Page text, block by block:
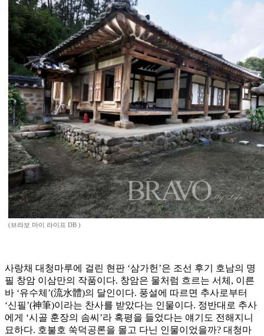
(브라보 마이 라이프 DB )
사랑채 대청마루에 걸린 현판 ‘삼가헌’은 조선 후기 호남의 명
필 창암 이삼만의 작품이다. 창암은 물처럼 흐르는 서체, 이른
바 ‘유수체’(流水體)의 달인이다. 풍설에 따르면 추사로부터
‘신필’(神筆)이라는 찬사를 받았다는 인물이다. 정반대로 추사
에게 ‘시골 훈장의 솜씨’라 혹평을 들었다는 얘기도 전해지니
묘하다. 호불호 쑥덕공론을 몰고 다닌 인물이었을까? 대청마